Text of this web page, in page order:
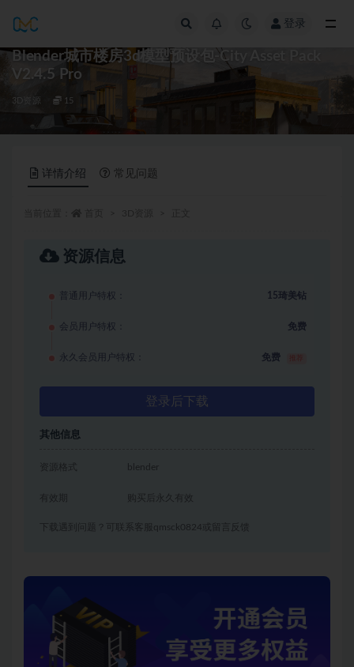
登录
Blender城市楼房3d模型预设包-City Asset Pack
V2.4.5 Pro
3D资源 15
详情介绍 常见问题
资源信息
普通用户特权： 15琦美钻
会员用户特权： 免费
永久会员用户特权： 免费
登录后下载
其他信息
资源格式 blender
有效期 购买后永久有效
下载遇到问题？可联系客服qmsck0824或留言反馈